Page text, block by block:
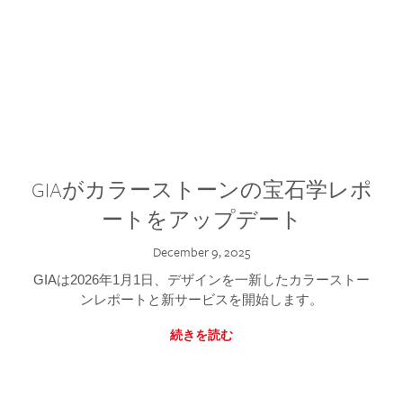
GIAがカラーストーンの宝石学レポ
ートをアップデート
December 9, 2025
GIAは2026年1月1日、デザインを一新したカラーストー
ンレポートと新サービスを開始します。
続きを読む